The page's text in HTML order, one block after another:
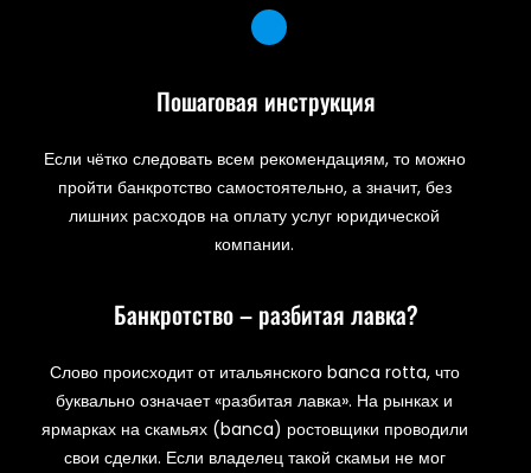
Пошаговая инструкция
Если чётко следовать всем рекомендациям, то можно
пройти банкротство самостоятельно, а значит, без
лишних расходов на оплату услуг юридической
компании.
Банкротство – разбитая лавка?
Слово происходит от итальянского banca rotta, что
буквально означает «разбитая лавка». На рынках и
ярмарках на скамьях (banca) ростовщики проводили
свои сделки. Если владелец такой скамьи не мог